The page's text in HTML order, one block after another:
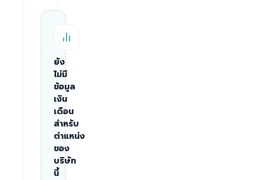
ยัง
ไม่มี
ข้อมูล
เงิน
เดือน
สำหรับ
ตำแหน่ง
ของ
บริษัท
นี้